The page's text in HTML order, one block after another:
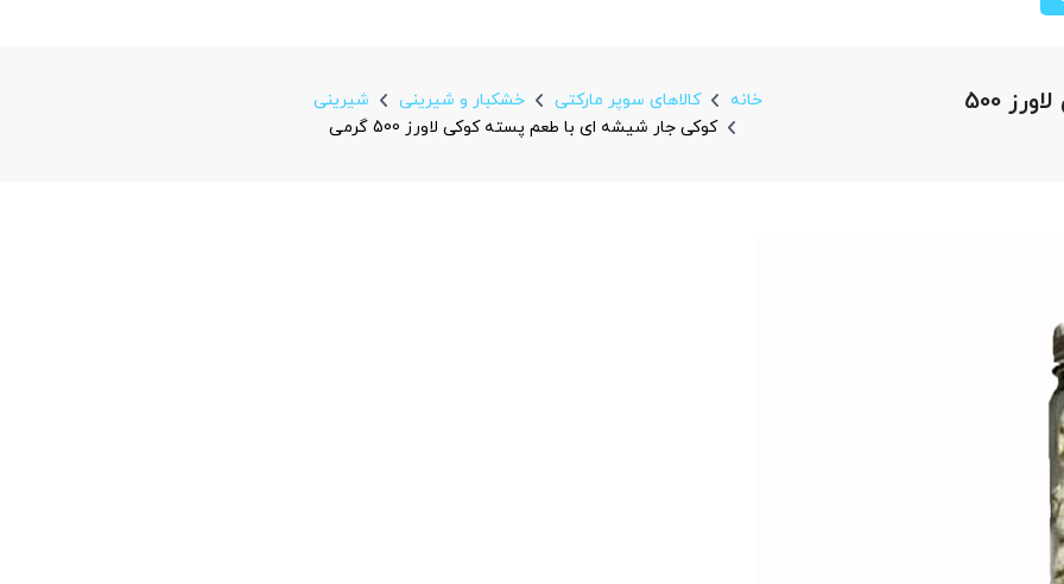
کوکی جار شیشه ای با طعم پسته کوکی لاورز 500 خانه کالاهای سوپر مارکتی خشکبار و شیرینی
شیرینی
کوکی جار شیشه ای با طعم پسته کوکی لاورز 500 گرمی